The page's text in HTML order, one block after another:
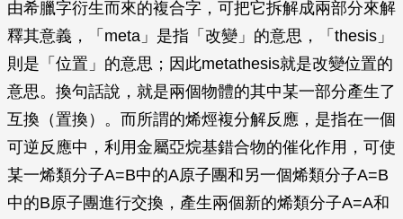
由希臘字衍生而來的複合字，可把它拆解成兩部分來解
釋其意義，「meta」是指「改變」的意思，「thesis」
則是「位置」的意思；因此metathesis就是改變位置的
意思。換句話說，就是兩個物體的其中某一部分產生了
互換（置換）。而所謂的烯烴複分解反應，是指在一個
可逆反應中，利用金屬亞烷基錯合物的催化作用，可使
某一烯類分子A=B中的A原子團和另一個烯類分子A=B
中的B原子團進行交換，產生兩個新的烯類分子A=A和